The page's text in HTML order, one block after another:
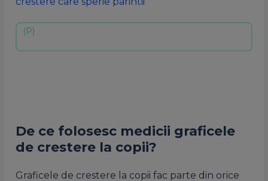
De ce folosesc medicii graficele
de crestere la copii?
Graficele de crestere la copii fac parte din orice